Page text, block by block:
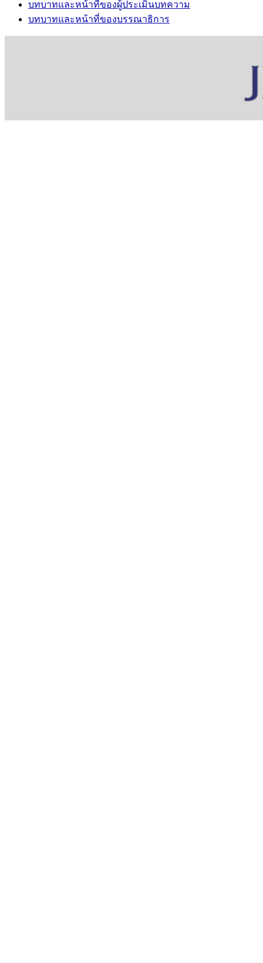
บทบาทและหน้าที่ของผู้ประเมินบทความ
บทบาทและหน้าที่ของบรรณาธิการ